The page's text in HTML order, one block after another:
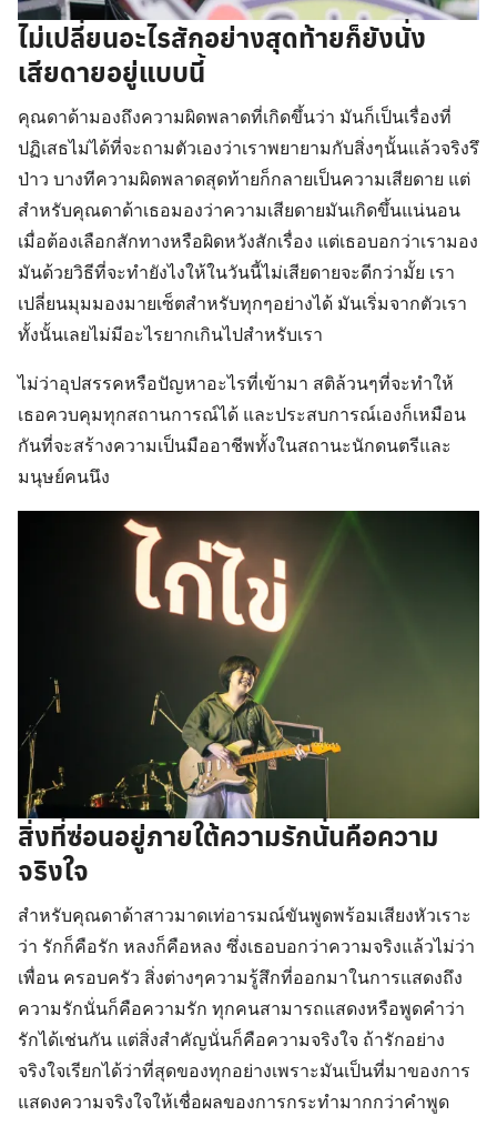
ไม่เปลี่ยนอะไรสักอย่างสุดท้ายก็ยังนั่ง
เสียดายอยู่แบบนี้
คุณดาด้ามองถึงความผิดพลาดที่เกิดขึ้นว่า มันก็เป็นเรื่องที่
ปฏิเสธไม่ได้ที่จะถามตัวเองว่าเราพยายามกับสิ่งๆนั้นแล้วจริงรึ
ป่าว บางทีความผิดพลาดสุดท้ายก็กลายเป็นความเสียดาย แต่
สำหรับคุณดาด้าเธอมองว่าความเสียดายมันเกิดขึ้นแน่นอน
เมื่อต้องเลือกสักทางหรือผิดหวังสักเรื่อง แต่เธอบอกว่าเรามอง
มันด้วยวิธีที่จะทำยังไงให้ในวันนี้ไม่เสียดายจะดีกว่ามั้ย เรา
เปลี่ยนมุมมองมายเซ็ตสำหรับทุกๆอย่างได้ มันเริ่มจากตัวเรา
ทั้งนั้นเลยไม่มีอะไรยากเกินไปสำหรับเรา
ไม่ว่าอุปสรรคหรือปัญหาอะไรที่เข้ามา สติล้วนๆที่จะทำให้
เธอควบคุมทุกสถานการณ์ได้ และประสบการณ์เองก็เหมือน
กันที่จะสร้างความเป็นมืออาชีพทั้งในสถานะนักดนตรีและ
มนุษย์คนนึง
สิ่งที่ซ่อนอยู่ภายใต้ความรักนั่นคือความ
จริงใจ
สำหรับคุณดาด้าสาวมาดเท่อารมณ์ขันพูดพร้อมเสียงหัวเราะ
ว่า รักก็คือรัก หลงก็คือหลง ซึ่งเธอบอกว่าความจริงแล้วไม่ว่า
เพื่อน ครอบครัว สิ่งต่างๆความรู้สึกที่ออกมาในการแสดงถึง
ความรักนั่นก็คือความรัก ทุกคนสามารถแสดงหรือพูดคำว่า
รักได้เช่นกัน แต่สิ่งสำคัญนั่นก็คือความจริงใจ ถ้ารักอย่าง
จริงใจเรียกได้ว่าที่สุดของทุกอย่างเพราะมันเป็นที่มาของการ
แสดงความจริงใจให้เชื่อผลของการกระทำมากกว่าคำพูด